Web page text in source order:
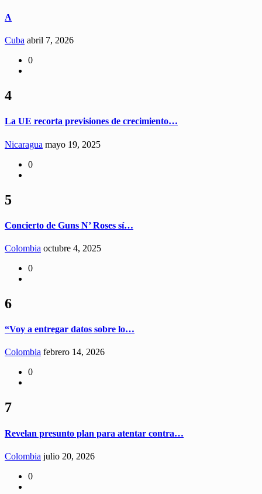
A
Cuba abril 7, 2026
0
4
La UE recorta previsiones de crecimiento…
Nicaragua mayo 19, 2025
0
5
Concierto de Guns N’ Roses sí…
Colombia octubre 4, 2025
0
6
“Voy a entregar datos sobre lo…
Colombia febrero 14, 2026
0
7
Revelan presunto plan para atentar contra…
Colombia julio 20, 2026
0